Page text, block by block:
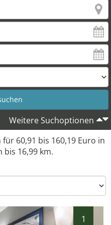
Weitere Suchoptionen
für 60,91 bis 160,19 Euro in
bis 16,99 km.
1